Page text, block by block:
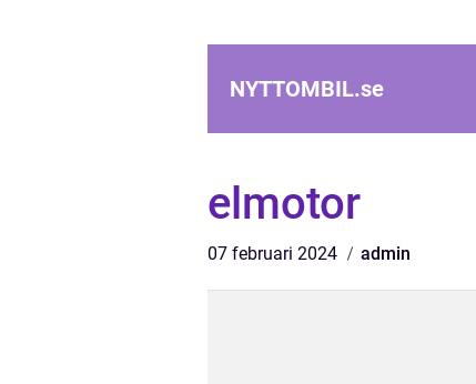
NYTTOMBIL.se
elmotor
07 februari 2024 admin